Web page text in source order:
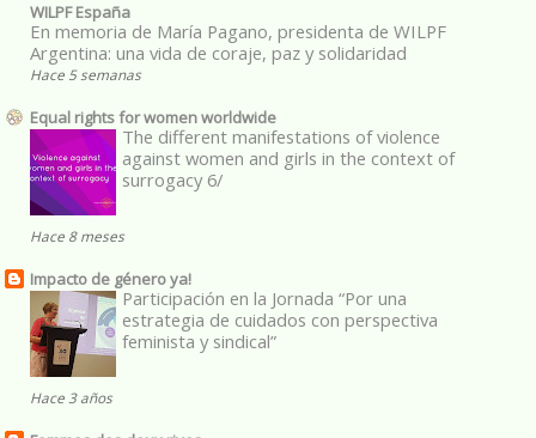
WILPF España
En memoria de María Pagano, presidenta de WILPF
Argentina: una vida de coraje, paz y solidaridad
Hace 5 semanas
Equal rights for women worldwide
The different manifestations of violence
against women and girls in the context of
surrogacy 6/
Hace 8 meses
Impacto de género ya!
Participación en la Jornada “Por una
estrategia de cuidados con perspectiva
feminista y sindical”
Hace 3 años